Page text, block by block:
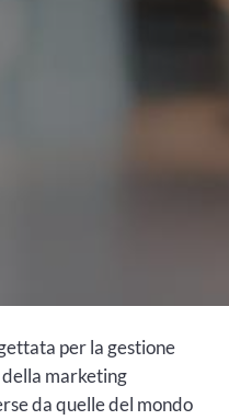
per la gestione
della marketing
da quelle del mondo